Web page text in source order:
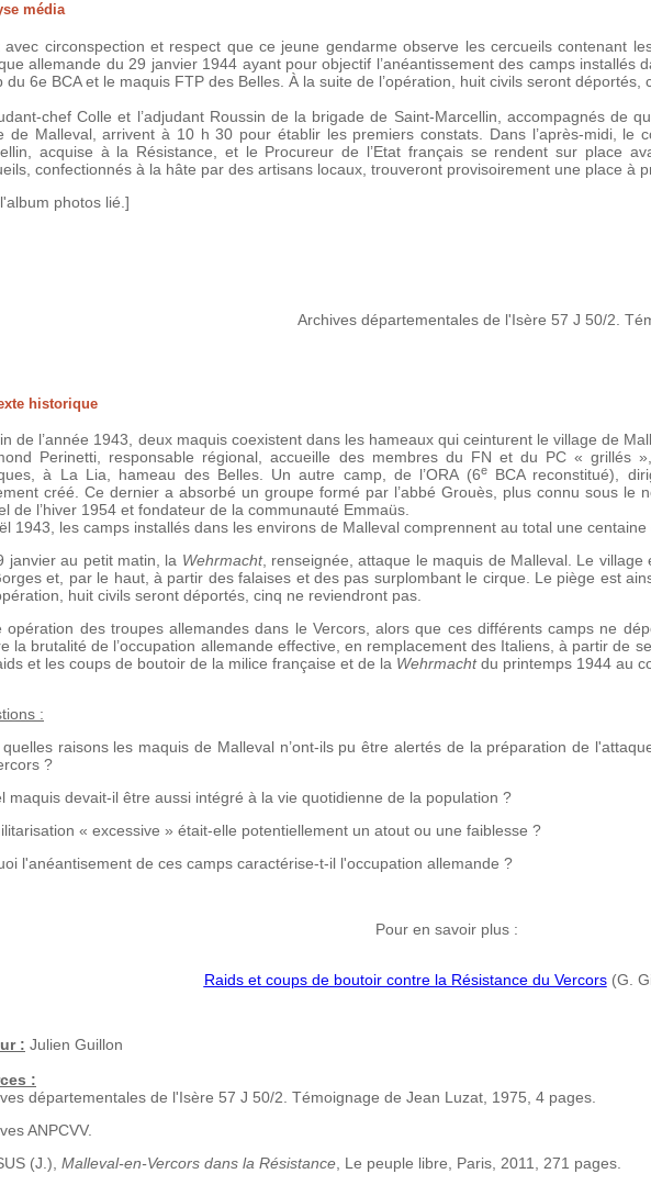
média
avec circonspection et respect que ce jeune gendarme observe les cercueils contenant
allemande du 29 janvier 1944 ayant pour objectif l’anéantissement des camps installés
du 6e BCA et le maquis FTP des Belles. À la suite de l’opération, huit civils seront déportés,
chef Colle et l’adjudant Roussin de la brigade de Saint-Marcellin, accompagnés de
de Malleval, arrivent à 10 h 30 pour établir les premiers constats. Dans l’après-midi, le
acquise à la Résistance, et le Procureur de l’Etat français se rendent sur place
confectionnés à la hâte par des artisans locaux, trouveront provisoirement une place à
photos lié.]
Archives départementales de l'Isère 57 J 50/2.
historique
de l’année 1943, deux maquis coexistent dans les hameaux qui ceinturent le village de
Perinetti, responsable régional, accueille des membres du FN et du PC « grillés
à La Lia, hameau des Belles. Un autre camp, de l’ORA (6eBCA reconstitué),
créé. Ce dernier a absorbé un groupe formé par l’abbé Grouès, plus connu sous le
de l’hiver 1954 et fondateur de la communauté Emmaüs.
1943, les camps installés dans les environs de Malleval comprennent au total une centaine
janvier au petit matin, la Wehrmacht, renseignée, attaque le maquis de Malleval. Le
et, par le haut, à partir des falaises et des pas surplombant le cirque. Le piège est
huit civils seront déportés, cinq ne reviendront pas.
opération des troupes allemandes dans le Vercors, alors que ces différents camps ne
la brutalité de l’occupation allemande effective, en remplacement des Italiens, à partir de
et les coups de boutoir de la milice française et de la Wehrmachtdu printemps 1944 au
:
quelles raisons les maquis de Malleval n’ont-ils pu être alertés de la préparation de
?
maquis devait-il être aussi intégré à la vie quotidienne de la population ?
« excessive » était-elle potentiellement un atout ou une faiblesse ?
l'anéantisement de ces camps caractérise-t-il l'occupation allemande ?
Pour en savoir plus :
Raids et coups de boutoir contre la Résistance du Vercors(G.
: Julien Guillon
:
départementales de l'Isère 57 J 50/2. Témoignage de Jean Luzat, 1975, 4 pages.
ANPCVV.
(J.), Malleval-en-Vercors dans la Résistance , Le peuple libre, Paris, 2011, 271 pages.